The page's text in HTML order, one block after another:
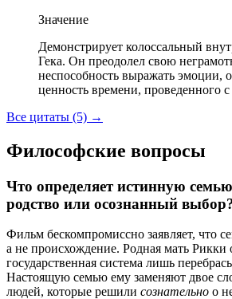
Значение
Демонстрирует колоссальный
Гека. Он преодолел свою
неспособность выражать эмоции,
ценность времени, проведенного
Все цитаты (5) →
Философские вопросы
Что определяет истинную
родство или осознанный
Фильм бескомпромиссно заявляет, что
а не происхождение. Родная мать Рикки
государственная система лишь
Настоящую семью ему заменяют двое
людей, которые решили сознательно о